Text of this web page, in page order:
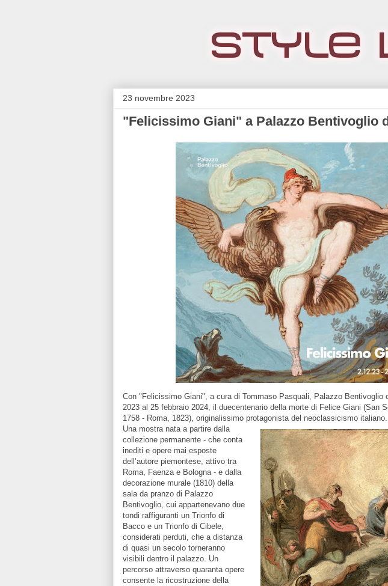
23 novembre 2023
"Felicissimo Giani" a Palazzo Bentivoglio
Con "Felicissimo Giani", a cura di Tommaso Pasquali, Palazzo Bentivoglio
2023 al 25 febbraio 2024, il duecentenario della morte di Felice Giani (San
1758 - Roma, 1823), originalissimo protagonista del neoclassicismo italiano.
Una mostra nata a partire dalla
collezione permanente - che conta
inediti e opere mai esposte
dell’autore piemontese, attivo tra
Roma, Faenza e Bologna - e dalla
decorazione murale (1810) della
sala da pranzo di Palazzo
Bentivoglio, cui appartenevano due
tondi raffiguranti un Trionfo di
Bacco e un Trionfo di Cibele,
considerati perduti, che a distanza
di quasi un secolo torneranno
visibili dentro il palazzo. Un
percorso attraverso quaranta opere
consente la ricostruzione della